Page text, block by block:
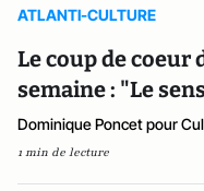
ATLANTI-CULTURE
Le coup de coeur
semaine : "Le
Dominique Poncet pour
1 min de lecture